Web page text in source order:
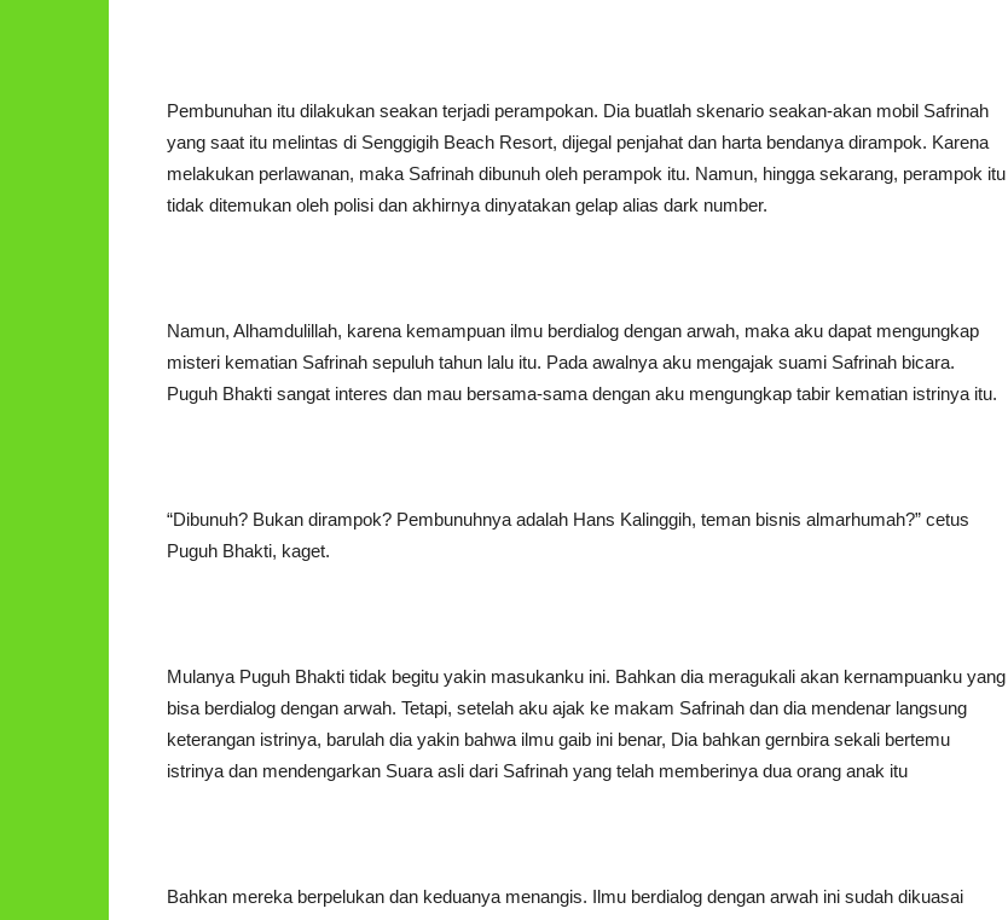
Pembunuhan itu dilakukan seakan terjadi perampokan. Dia buatlah skenario seakan-akan mobil Safrinah
yang saat itu melintas di Senggigih Beach Resort, dijegal penjahat dan harta bendanya dirampok. Karena
melakukan perlawanan, maka Safrinah dibunuh oleh perampok itu. Namun, hingga sekarang, perampok itu
tidak ditemukan oleh polisi dan akhirnya dinyatakan gelap alias dark number.
Namun, Alhamdulillah, karena kemampuan ilmu berdialog dengan arwah, maka aku dapat mengungkap
misteri kematian Safrinah sepuluh tahun lalu itu. Pada awalnya aku mengajak suami Safrinah bicara.
Puguh Bhakti sangat interes dan mau bersama-sama dengan aku mengungkap tabir kematian istrinya itu.
“Dibunuh? Bukan dirampok? Pembunuhnya adalah Hans Kalinggih, teman bisnis almarhumah?” cetus
Puguh Bhakti, kaget.
Mulanya Puguh Bhakti tidak begitu yakin masukanku ini. Bahkan dia meragukali akan kernampuanku yang
bisa berdialog dengan arwah. Tetapi, setelah aku ajak ke makam Safrinah dan dia mendenar langsung
keterangan istrinya, barulah dia yakin bahwa ilmu gaib ini benar, Dia bahkan gernbira sekali bertemu
istrinya dan mendengarkan Suara asli dari Safrinah yang telah memberinya dua orang anak itu
Bahkan mereka berpelukan dan keduanya menangis. Ilmu berdialog dengan arwah ini sudah dikuasai